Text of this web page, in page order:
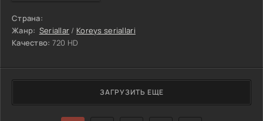
Страна:
Жанр: Seriallar / Koreys seriallari
Качество: 720 HD
ЗАГРУЗИТЬ ЕЩЕ